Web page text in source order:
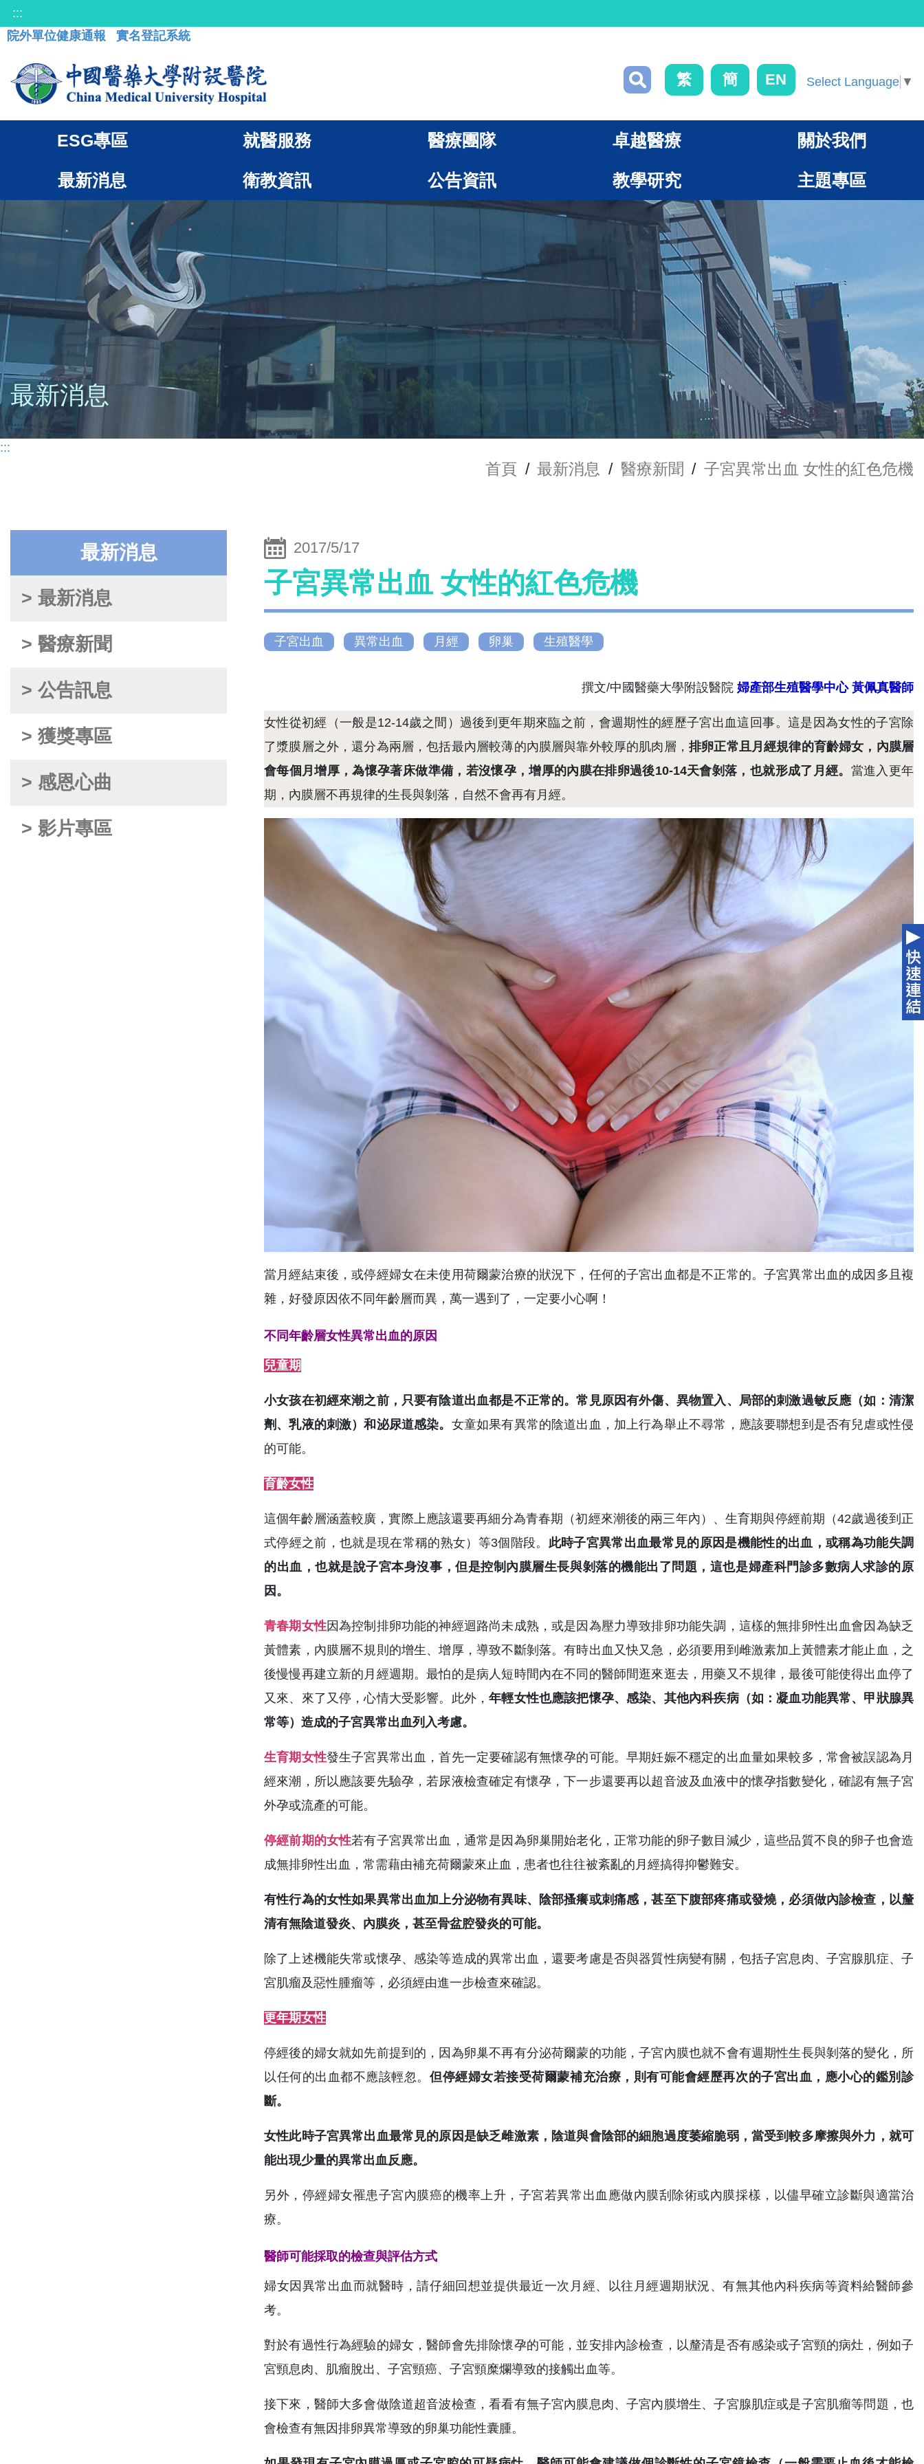
:::
院外單位健康通報
實名登記系統
繁 簡 EN Select Language ▼
ESG專區 就醫服務 醫療團隊 卓越醫療 關於我們
最新消息 衛教資訊 公告資訊 教學研究 主題專區
最新消息
:::
首頁 / 最新消息 / 醫療新聞 / 子宮異常出血 女性的紅色危機
最新消息
> 最新消息
> 醫療新聞
> 公告訊息
> 獲獎專區
> 感恩心曲
> 影片專區
2017/5/17
子宮異常出血 女性的紅色危機
子宮出血 異常出血 月經 卵巢 生殖醫學
撰文/中國醫藥大學附設醫院 婦產部生殖醫學中心 黃佩真醫師
女性從初經（一般是12-14歲之間）過後到更年期來臨之前，會週期性的經歷子宮出血這回事。這是因為女性的子宮除
了漿膜層之外，還分為兩層，包括最內層較薄的內膜層與靠外較厚的肌肉層， 排卵正常且月經規律的育齡婦女，內膜層
會每個月增厚，為懷孕著床做準備，若沒懷孕，增厚的內膜在排卵過後10-14天會剝落，也就形成了月經。 當進入更年
期，內膜層不再規律的生長與剝落，自然不會再有月經。
當月經結束後，或停經婦女在未使用荷爾蒙治療的狀況下，任何的子宮出血都是不正常的。子宮異常出血的成因多且複
雜，好發原因依不同年齡層而異，萬一遇到了，一定要小心啊！
不同年齡層女性異常出血的原因
兒童期
小女孩在初經來潮之前，只要有陰道出血都是不正常的。常見原因有外傷、異物置入、局部的刺激過敏反應（如：清潔
劑、乳液的刺激）和泌尿道感染。 女童如果有異常的陰道出血，加上行為舉止不尋常，應該要聯想到是否有兒虐或性侵
的可能。
育齡女性
這個年齡層涵蓋較廣，實際上應該還要再細分為青春期（初經來潮後的兩三年內）、生育期與停經前期（42歲過後到正
式停經之前，也就是現在常稱的熟女）等3個階段。 此時子宮異常出血最常見的原因是機能性的出血，或稱為功能失調
的出血，也就是說子宮本身沒事，但是控制內膜層生長與剝落的機能出了問題，這也是婦產科門診多數病人求診的原
因。
青春期女性因為控制排卵功能的神經迴路尚未成熟，或是因為壓力導致排卵功能失調，這樣的無排卵性出血會因為缺乏
黃體素，內膜層不規則的增生、增厚，導致不斷剝落。有時出血又快又急，必須要用到雌激素加上黃體素才能止血，之
後慢慢再建立新的月經週期。最怕的是病人短時間內在不同的醫師間逛來逛去，用藥又不規律，最後可能使得出血停了
又來、來了又停，心情大受影響。此外，年輕女性也應該把懷孕、感染、其他內科疾病（如：凝血功能異常、甲狀腺異
常等）造成的子宮異常出血列入考慮。
生育期女性發生子宮異常出血，首先一定要確認有無懷孕的可能。早期妊娠不穩定的出血量如果較多，常會被誤認為月
經來潮，所以應該要先驗孕，若尿液檢查確定有懷孕，下一步還要再以超音波及血液中的懷孕指數變化，確認有無子宮
外孕或流產的可能。
停經前期的女性若有子宮異常出血，通常是因為卵巢開始老化，正常功能的卵子數目減少，這些品質不良的卵子也會造
成無排卵性出血，常需藉由補充荷爾蒙來止血，患者也往往被紊亂的月經搞得抑鬱難安。
有性行為的女性如果異常出血加上分泌物有異味、陰部搔癢或刺痛感，甚至下腹部疼痛或發燒，必須做內診檢查，以釐
清有無陰道發炎、內膜炎，甚至骨盆腔發炎的可能。
除了上述機能失常或懷孕、感染等造成的異常出血，還要考慮是否與器質性病變有關，包括子宮息肉、子宮腺肌症、子
宮肌瘤及惡性腫瘤等，必須經由進一步檢查來確認。
更年期女性
停經後的婦女就如先前提到的，因為卵巢不再有分泌荷爾蒙的功能，子宮內膜也就不會有週期性生長與剝落的變化，所
以任何的出血都不應該輕忽。但停經婦女若接受荷爾蒙補充治療，則有可能會經歷再次的子宮出血，應小心的鑑別診
斷。
女性此時子宮異常出血最常見的原因是缺乏雌激素，陰道與會陰部的細胞過度萎縮脆弱，當受到較多摩擦與外力，就可
能出現少量的異常出血反應。
另外，停經婦女罹患子宮內膜癌的機率上升，子宮若異常出血應做內膜刮除術或內膜採樣，以儘早確立診斷與適當治
療。
醫師可能採取的檢查與評估方式
婦女因異常出血而就醫時，請仔細回想並提供最近一次月經、以往月經週期狀況、有無其他內科疾病等資料給醫師參
考。
對於有過性行為經驗的婦女，醫師會先排除懷孕的可能，並安排內診檢查，以釐清是否有感染或子宮頸的病灶，例如子
宮頸息肉、肌瘤脫出、子宮頸癌、子宮頸糜爛導致的接觸出血等。
接下來，醫師大多會做陰道超音波檢查，看看有無子宮內膜息肉、子宮內膜增生、子宮腺肌症或是子宮肌瘤等問題，也
會檢查有無因排卵異常導致的卵巢功能性囊腫。